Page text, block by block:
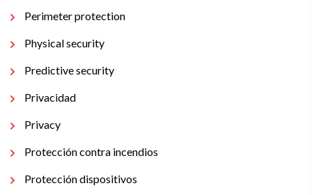
Perimeter protection
Physical security
Predictive security
Privacidad
Privacy
Protección contra incendios
Protección dispositivos